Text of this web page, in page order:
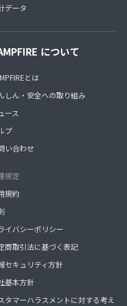
データ
について
とは
しん・安全への取り組み
ース
プ
い合わせ
規定
規約
イバシーポリシー
商取引法に基づく表記
セキュリティ方針
基本方針
タマーハラスメントに対する考え